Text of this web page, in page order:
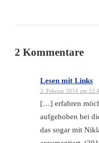
2 Kommentare
Lesen mit Links
2. Februar 2014 um
[…] erfahren
aufgehoben bei
das sogar mit